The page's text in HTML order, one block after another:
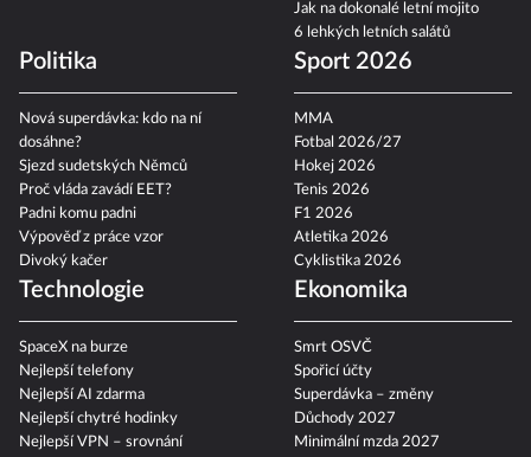
Jak na dokonalé letní mojito
6 lehkých letních salátů
Politika
Nová superdávka: kdo na ní
dosáhne?
Sjezd sudetských Němců
Proč vláda zavádí EET?
Padni komu padni
Výpověď z práce vzor
Divoký kačer
Sport 2026
MMA
Fotbal 2026/27
Hokej 2026
Tenis 2026
F1 2026
Atletika 2026
Cyklistika 2026
Technologie
SpaceX na burze
Nejlepší telefony
Nejlepší AI zdarma
Nejlepší chytré hodinky
Nejlepší VPN – srovnání
Ekonomika
Smrt OSVČ
Spořicí účty
Superdávka – změny
Důchody 2027
Minimální mzda 2027